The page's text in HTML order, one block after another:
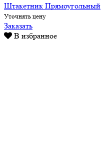
Штакетник Прямоугольный
Уточнять цену
Заказать
В избранное